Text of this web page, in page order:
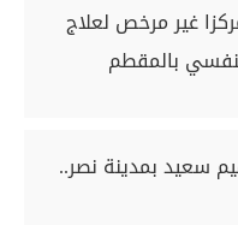
تغلق 19 مركزا غير مرخص لعلاج
بالمقطم
سعيد بمدينة نصر..